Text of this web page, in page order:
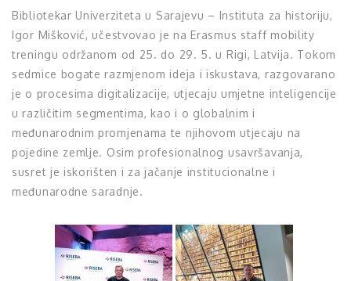
Bibliotekar Univerziteta u Sarajevu – Instituta za historiju,
Igor Mišković, učestvovao je na Erasmus staff mobility
treningu održanom od 25. do 29. 5. u Rigi, Latvija. Tokom
sedmice bogate razmjenom ideja i iskustava, razgovarano
je o procesima digitalizacije, utjecaju umjetne inteligencije
u različitim segmentima, kao i o globalnim i
međunarodnim promjenama te njihovom utjecaju na
pojedine zemlje. Osim profesionalnog usavršavanja,
susret je iskorišten i za jačanje institucionalne i
međunarodne saradnje.